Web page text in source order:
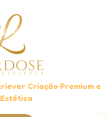
Criação Premium e